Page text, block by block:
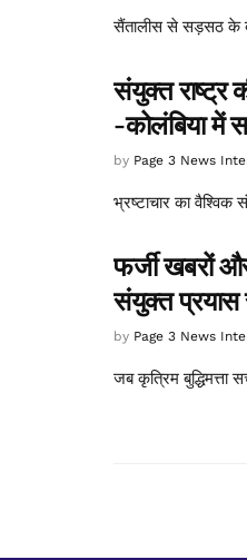
सैंतालीस से सड़सठ के
संयुक्त राष्ट्र
-कोलंबिया में
by Page 3 News
भ्रष्टाचार का
फर्जी खबरों
संयुक्त प्रयास
by Page 3 News
जब कृत्रिम बुद्धिमत्ता